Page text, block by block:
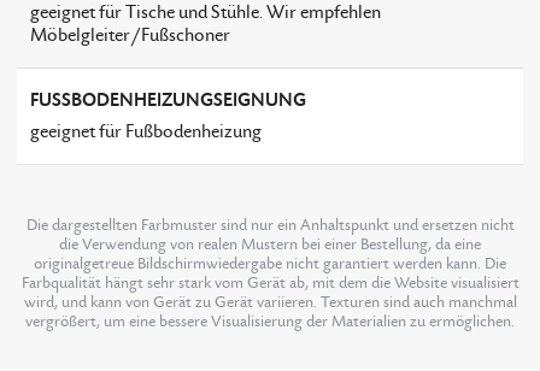
geeignet für Tische und Stühle. Wir empfehlen
Möbelgleiter/Fußschoner
FUSSBODENHEIZUNGSEIGNUNG
geeignet für Fußbodenheizung
Die dargestellten Farbmuster sind nur ein Anhaltspunkt und ersetzen nicht
die Verwendung von realen Mustern bei einer Bestellung, da eine
originalgetreue Bildschirmwiedergabe nicht garantiert werden kann. Die
Farbqualität hängt sehr stark vom Gerät ab, mit dem die Website visualisiert
wird, und kann von Gerät zu Gerät variieren. Texturen sind auch manchmal
vergrößert, um eine bessere Visualisierung der Materialien zu ermöglichen.